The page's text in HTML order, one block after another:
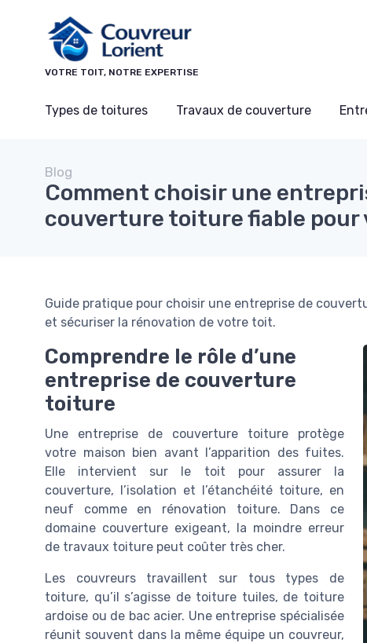
VOTRE TOIT, NOTRE EXPERTISE
Types de toitures Travaux de couverture
Blog
Comment choisir une
couverture toiture fiable
Guide pratique pour choisir une entreprise de
et sécuriser la rénovation de votre toit.
Comprendre le rôle d’une
entreprise de couverture
toiture
Une entreprise de couverture toiture protège
votre maison bien avant l’apparition des fuites.
Elle intervient sur le toit pour assurer la
couverture, l’isolation et l’étanchéité toiture, en
neuf comme en rénovation toiture. Dans ce
domaine couverture exigeant, la moindre erreur
de travaux toiture peut coûter très cher.
Les couvreurs travaillent sur tous types de
toiture, qu’il s’agisse de toiture tuiles, de toiture
ardoise ou de bac acier. Une entreprise spécialisée
réunit souvent dans la même équipe un couvreur,